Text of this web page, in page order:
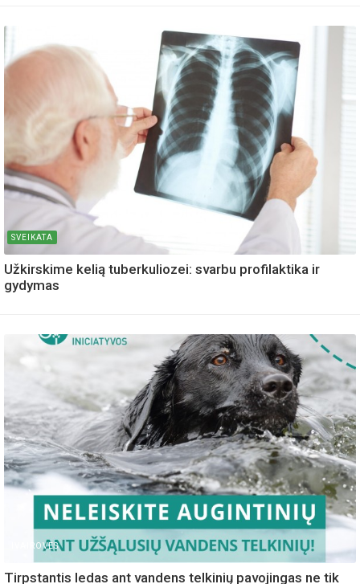
SVEIKATA
Užkirskime kelią tuberkuliozei: svarbu profilaktika ir
gydymas
IVAIROVES
Tirpstantis ledas ant vandens telkinių pavojingas ne tik